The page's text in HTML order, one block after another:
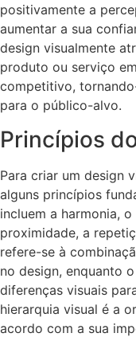
positivamente a
aumentar a sua
design visualmente
produto ou serviço
competitivo,
para o público-alvo.
Princípios
Para criar um design
alguns princípios
incluem a harmonia,
proximidade, a
refere-se à
no design, enquanto
diferenças visuais
hierarquia visual é a
acordo com a sua